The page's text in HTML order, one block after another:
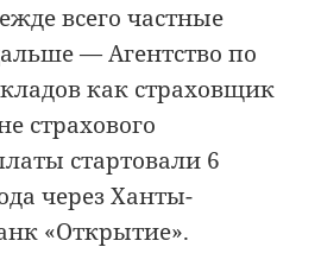
всего частные
— Агентство по
как страховщик
страхового
стартовали 6
через Ханты-
«Открытие».